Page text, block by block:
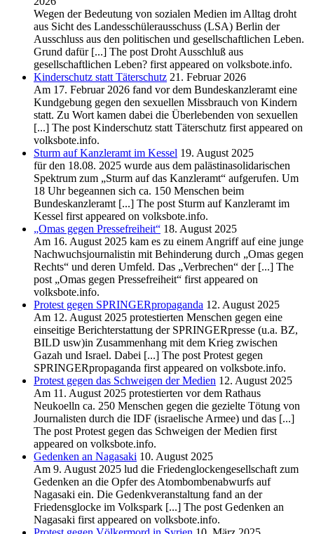
Wegen der Bedeutung von sozialen Medien im Alltag droht
aus Sicht des Landesschülerausschuss (LSA) Berlin der
Ausschluss aus den politischen und gesellschaftlichen Leben.
Grund dafür [...] The post Droht Ausschluß aus
gesellschaftlichen Leben? first appeared on volksbote.info.
Kinderschutz statt Täterschutz 21. Februar 2026
Am 17. Februar 2026 fand vor dem Bundeskanzleramt eine
Kundgebung gegen den sexuellen Missbrauch von Kindern
statt. Zu Wort kamen dabei die Überlebenden von sexuellen
[...] The post Kinderschutz statt Täterschutz first appeared on
volksbote.info.
Sturm auf Kanzleramt im Kessel 19. August 2025
für den 18.08. 2025 wurde aus dem palästinasolidarischen
Spektrum zum „Sturm auf das Kanzleramt“ aufgerufen. Um
18 Uhr begeannen sich ca. 150 Menschen beim
Bundeskanzleramt [...] The post Sturm auf Kanzleramt im
Kessel first appeared on volksbote.info.
„Omas gegen Pressefreiheit“ 18. August 2025
Am 16. August 2025 kam es zu einem Angriff auf eine junge
Nachwuchsjournalistin mit Behinderung durch „Omas gegen
Rechts“ und deren Umfeld. Das „Verbrechen“ der [...] The
post „Omas gegen Pressefreiheit“ first appeared on
volksbote.info.
Protest gegen SPRINGERpropaganda 12. August 2025
Am 12. August 2025 protestierten Menschen gegen eine
einseitige Berichterstattung der SPRINGERpresse (u.a. BZ,
BILD usw)in Zusammenhang mit dem Krieg zwischen
Gazah und Israel. Dabei [...] The post Protest gegen
SPRINGERpropaganda first appeared on volksbote.info.
Protest gegen das Schweigen der Medien 12. August 2025
Am 11. August 2025 protestierten vor dem Rathaus
Neukoelln ca. 250 Menschen gegen die gezielte Tötung von
Journalisten durch die IDF (israelische Armee) und das [...]
The post Protest gegen das Schweigen der Medien first
appeared on volksbote.info.
Gedenken an Nagasaki 10. August 2025
Am 9. August 2025 lud die Friedenglockengesellschaft zum
Gedenken an die Opfer des Atombombenabwurfs auf
Nagasaki ein. Die Gedenkveranstaltung fand an der
Friedensglocke im Volkspark [...] The post Gedenken an
Nagasaki first appeared on volksbote.info.